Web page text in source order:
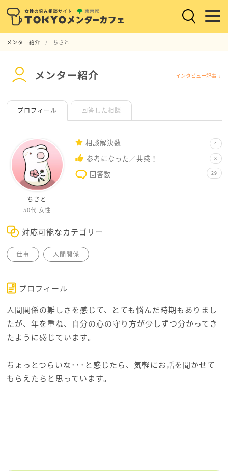
メンター紹介 ちさと
メンター紹介 インタビュー記事
プロフィール 回答した相談
ちさと
50代 女性
相談解決数 4
参考になった／共感！ 8
回答数 29
対応可能なカテゴリー
仕事 人間関係
プロフィール
人間関係の難しさを感じて、とても悩んだ時期もありまし
たが、年を重ね、自分の心の守り方が少しずつ分かってき
たように感じています。
ちょっとつらいな･･･と感じたら、気軽にお話を聞かせて
もらえたらと思っています。